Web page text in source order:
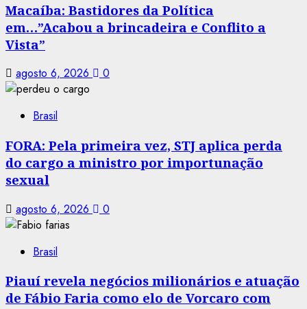
Macaíba: Bastidores da Política
em…”Acabou a brincadeira e Conflito a
Vista”
agosto 6, 2026 0
Brasil
FORA: Pela primeira vez, STJ aplica perda
do cargo a ministro por importunação
sexual
agosto 6, 2026 0
Brasil
Piauí revela negócios milionários e atuação
de Fábio Faria como elo de Vorcaro com